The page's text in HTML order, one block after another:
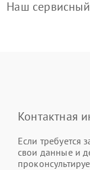
Наш
Контактная
Если требуется
свои данные и